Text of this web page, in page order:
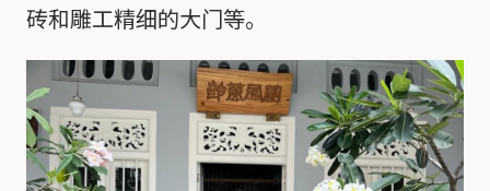
砖和雕工精细的大门等。